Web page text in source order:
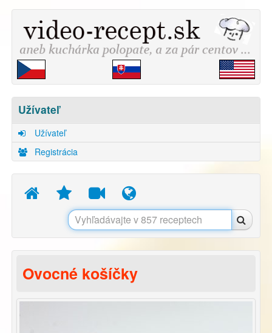
Užívateľ
Užívateľ
Registrácia
Ovocné košíčky